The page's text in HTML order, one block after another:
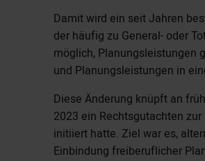
Damit wird ein seit Jahren
der häufig zu General- oder
möglich, Planungsleistungen
und Planungsleistungen in
Diese Änderung knüpft an
2023 ein Rechtsgutachten
initiiert hatte. Ziel war es,
Einbindung freiberuflicher